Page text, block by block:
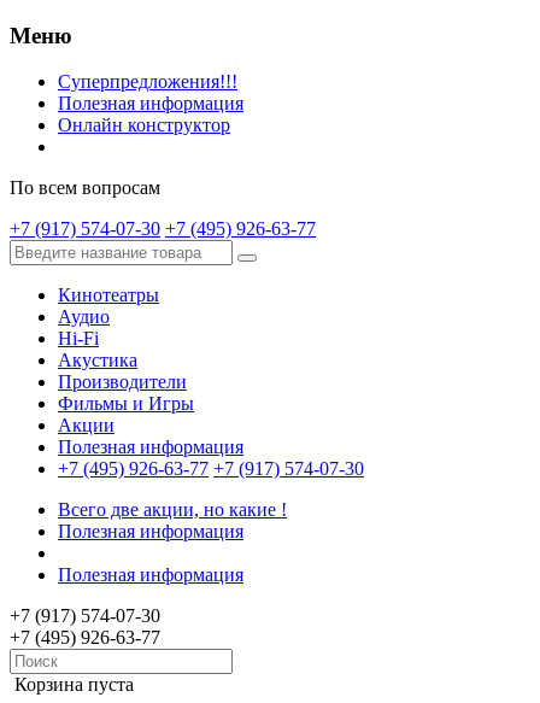
Меню
Суперпредложения!!!
Полезная информация
Онлайн конструктор
По всем вопросам
+7 (917) 574-07-30 +7 (495) 926-63-77
Кинотеатры
Аудио
Hi-Fi
Акустика
Производители
Фильмы и Игры
Акции
Полезная информация
+7 (495) 926-63-77 +7 (917) 574-07-30
Всего две акции, но какие !
Полезная информация
Полезная информация
+7 (917) 574-07-30
+7 (495) 926-63-77
Корзина пуста